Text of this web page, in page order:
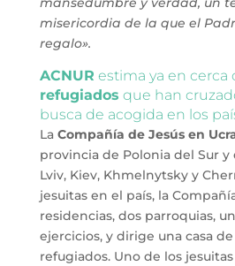
misericordia de la que el
regalo».
ACNUR estima ya en cerca
refugiados que han
busca de acogida en los
La Compañía de Jesús en
provincia de Polonia del Sur
Lviv, Kiev, Khmelnytsky y
jesuitas en el país, la
residencias, dos parroquias,
ejercicios, y dirige una casa
refugiados. Uno de los